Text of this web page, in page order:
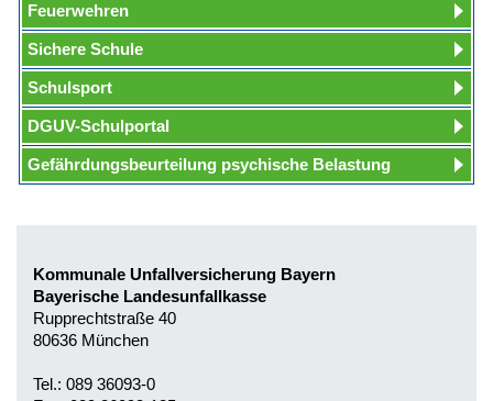
Feuerwehren
Sichere Schule
Schulsport
DGUV-Schulportal
Gefährdungsbeurteilung psychische Belastung
Kommunale Unfallversicherung Bayern
Bayerische Landesunfallkasse
Rupprechtstraße 40
80636 München
Tel.: 089 36093-0